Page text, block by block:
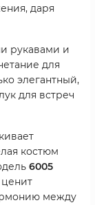
даря
рукавами и
для
элегантный,
для встреч
костюм
6005
между